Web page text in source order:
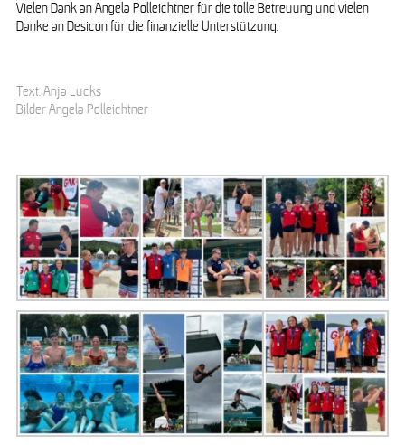
Vielen Dank an Angela Polleichtner für die tolle Betreuung und vielen
Danke an Desicon für die finanzielle Unterstützung.
Text: Anja Lucks
Bilder Angela Polleichtner